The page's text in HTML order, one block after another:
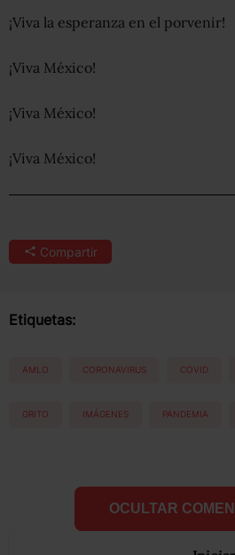
¡Viva la esperanza en el porvenir!
¡Viva México!
¡Viva México!
¡Viva México!
Compartir
Etiquetas:
AMLO CORONAVIRUS COVID
GRITO IMÁGENES PANDEMIA
OCULTAR